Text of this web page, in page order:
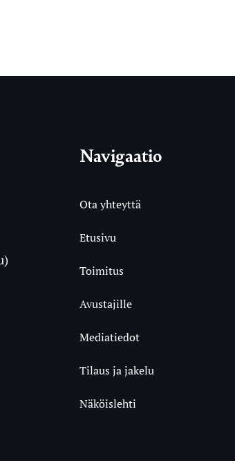
Navigaatio
Ota yhteyttä
Etusivu
Toimitus
Avustajille
Mediatiedot
Tilaus ja jakelu
Näköislehti